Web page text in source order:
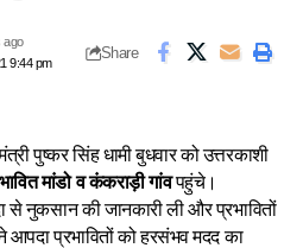
9:44 pm
ago
Share
पुष्कर सिंह धामी बुधवार को उत्तरकाशी
मांडो व कंकराड़ी गांवपहुंचे।
से नुकसान की जानकारी ली और प्रभावितों
आपदा प्रभावितों को हरसंभव मदद का